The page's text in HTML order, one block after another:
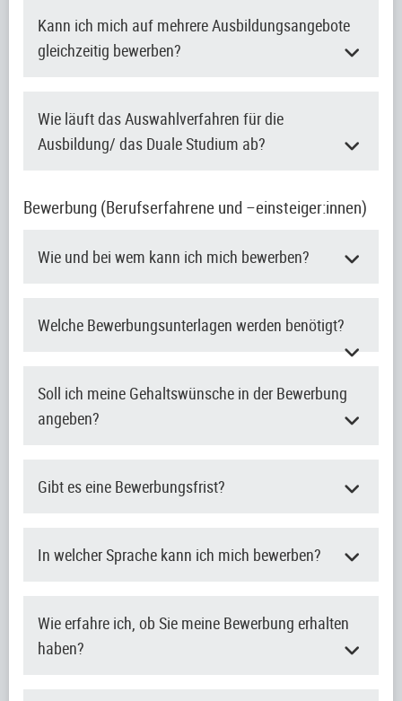
Kann ich mich auf mehrere Ausbildungsangebote
gleichzeitig bewerben?
Wie läuft das Auswahlverfahren für die
Ausbildung/ das Duale Studium ab?
Bewerbung (Berufserfahrene und –einsteiger:innen)
Wie und bei wem kann ich mich bewerben?
Welche Bewerbungsunterlagen werden benötigt?
Soll ich meine Gehaltswünsche in der Bewerbung
angeben?
Gibt es eine Bewerbungsfrist?
In welcher Sprache kann ich mich bewerben?
Wie erfahre ich, ob Sie meine Bewerbung erhalten
haben?